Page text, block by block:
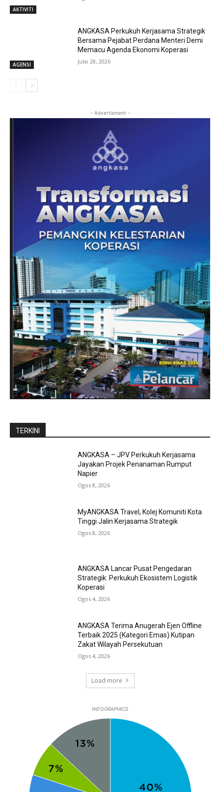
AKTIVITI
AGENSI
ANGKASA Perkukuh Kerjasama Strategik
Bersama Pejabat Perdana Menteri Demi
Memacu Agenda Ekonomi Koperasi
Julai 28, 2026
- Advertisment -
TERKINI
ANGKASA – JPV Perkukuh Kerjasama
Jayakan Projek Penanaman Rumput
Napier
Ogos 8, 2026
MyANGKASA Travel, Kolej Komuniti Kota
Tinggi Jalin Kerjasama Strategik
Ogos 8, 2026
ANGKASA Lancar Pusat Pengedaran
Strategik: Perkukuh Ekosistem Logistik
Koperasi
Ogos 4, 2026
ANGKASA Terima Anugerah Ejen Offline
Terbaik 2025 (Kategori Emas) Kutipan
Zakat Wilayah Persekutuan
Ogos 4, 2026
Load more
INFOGRAPHICS